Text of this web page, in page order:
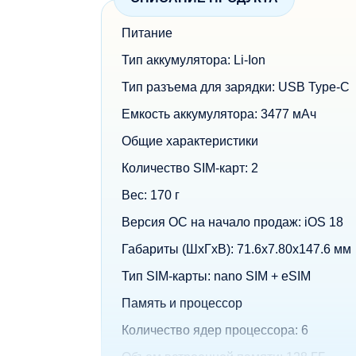
Питание
Тип аккумулятора: Li-Ion
Тип разъема для зарядки: USB Type-C
Емкость аккумулятора: 3477 мАч
Общие характеристики
Количество SIM-карт: 2
Вес: 170 г
Версия ОС на начало продаж: iOS 18
Габариты (ШxГxВ): 71.6x7.80x147.6 мм
Тип SIM-карты: nano SIM + eSIM
Память и процессор
Количество ядер процессора: 6